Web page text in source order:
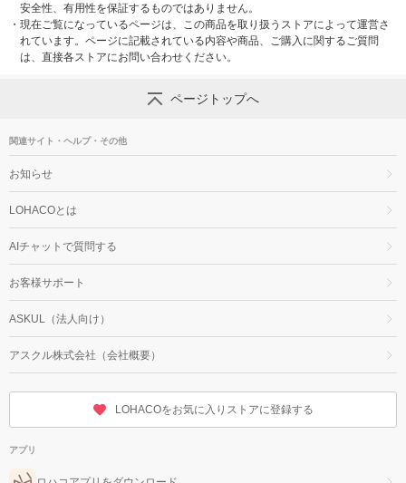
安全性、有用性を保証するものではありません。
・ 現在ご覧になっているページは、この商品を取り扱うストアによって運営さ
れています。ページに記載されている内容や商品、ご購入に関するご質問
は、直接各ストアにお問い合わせください。
ページトップへ
関連サイト・ヘルプ・その他
お知らせ
LOHACOとは
AIチャットで質問する
お客様サポート
ASKUL（法人向け）
アスクル株式会社（会社概要）
LOHACOをお気に入りストアに登録する
アプリ